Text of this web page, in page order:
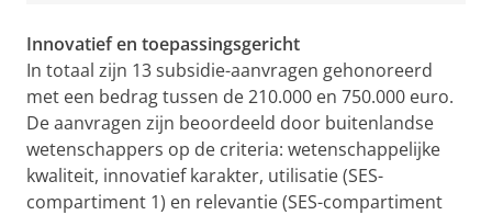
Innovatief en toepassingsgericht
In totaal zijn 13 subsidie-aanvragen gehonoreerd
met een bedrag tussen de 210.000 en 750.000 euro.
De aanvragen zijn beoordeeld door buitenlandse
wetenschappers op de criteria: wetenschappelijke
kwaliteit, innovatief karakter, utilisatie (SES-
compartiment 1) en relevantie (SES-compartiment